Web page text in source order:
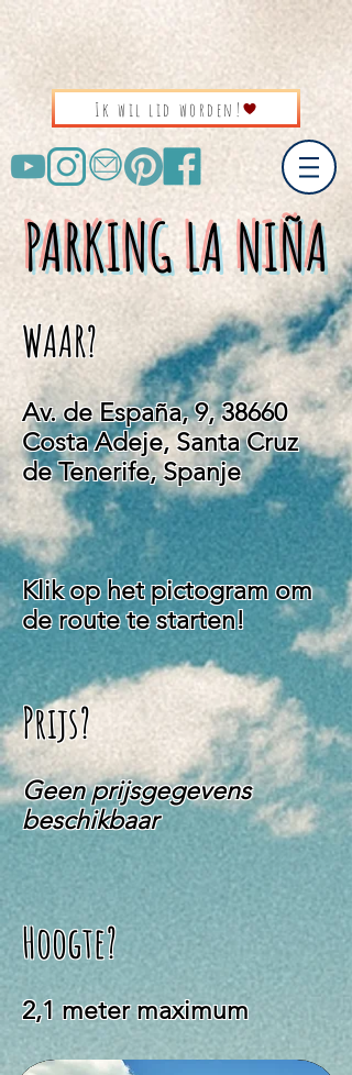
Ik wil lid worden!
PARKING LA NIÑA
WAAR?
Av. de España, 9, 38660
Costa Adeje, Santa Cruz
de Tenerife, Spanje
Klik op het pictogram om
de route te starten!
Prijs?
Geen prijsgegevens
beschikbaar
Hoogte?
2,1 meter maximum